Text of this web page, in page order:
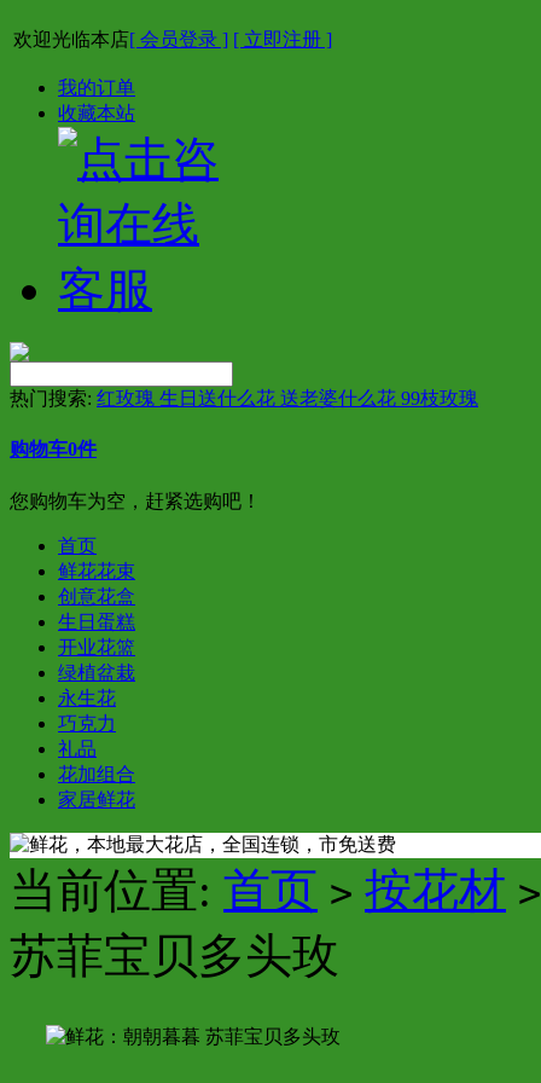
欢迎光临本店[ 会员登录 ] [ 立即注册 ]
我的订单
收藏本站
热门搜索: 红玫瑰 生日送什么花 送老婆什么花 99枝玫瑰
购物车0件
您购物车为空，赶紧选购吧！
首页
鲜花花束
创意花盒
生日蛋糕
开业花篮
绿植盆栽
永生花
巧克力
礼品
花加组合
家居鲜花
当前位置: 首页 > 按花材 >
苏菲宝贝多头玫